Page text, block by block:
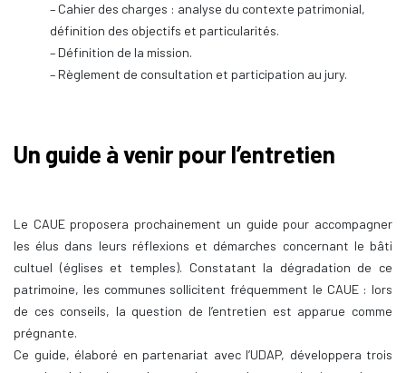
– Cahier des charges : analyse du contexte patrimonial,
définition des objectifs et particularités.
– Définition de la mission.
– Règlement de consultation et participation au jury.
Un guide à venir pour l’entretien
Le CAUE proposera prochainement un guide pour accompagner
les élus dans leurs réflexions et démarches concernant le bâti
cultuel (églises et temples). Constatant la dégradation de ce
patrimoine, les communes sollicitent fréquemment le CAUE : lors
de ces conseils, la question de l’entretien est apparue comme
prégnante.
Ce guide, élaboré en partenariat avec l’UDAP, développera trois